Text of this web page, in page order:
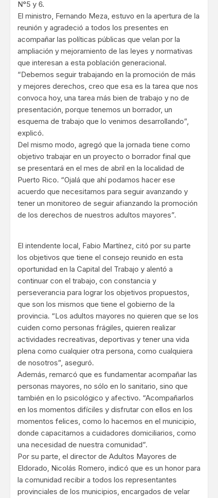
N°5 y 6.
El ministro, Fernando Meza, estuvo en la apertura de la
reunión y agradeció a todos los presentes en
acompañar las políticas públicas que velan por la
ampliación y mejoramiento de las leyes y normativas
que interesan a esta población generacional.
“Debemos seguir trabajando en la promoción de más
y mejores derechos, creo que esa es la tarea que nos
convoca hoy, una tarea más bien de trabajo y no de
presentación, porque tenemos un borrador, un
esquema de trabajo que lo venimos desarrollando”,
explicó.
Del mismo modo, agregó que la jornada tiene como
objetivo trabajar en un proyecto o borrador final que
se presentará en el mes de abril en la localidad de
Puerto Rico. “Ojalá que ahí podamos hacer ese
acuerdo que necesitamos para seguir avanzando y
tener un monitoreo de seguir afianzando la promoción
de los derechos de nuestros adultos mayores”.
El intendente local, Fabio Martínez, citó por su parte
los objetivos que tiene el consejo reunido en esta
oportunidad en la Capital del Trabajo y alentó a
continuar con el trabajo, con constancia y
perseverancia para lograr los objetivos propuestos,
que son los mismos que tiene el gobierno de la
provincia. “Los adultos mayores no quieren que se los
cuiden como personas frágiles, quieren realizar
actividades recreativas, deportivas y tener una vida
plena como cualquier otra persona, como cualquiera
de nosotros”, aseguró.
Además, remarcó que es fundamentar acompañar las
personas mayores, no sólo en lo sanitario, sino que
también en lo psicológico y afectivo. “Acompañarlos
en los momentos difíciles y disfrutar con ellos en los
momentos felices, como lo hacemos en el municipio,
donde capacitamos a cuidadores domiciliarios, como
una necesidad de nuestra comunidad”.
Por su parte, el director de Adultos Mayores de
Eldorado, Nicolás Romero, indicó que es un honor para
la comunidad recibir a todos los representantes
provinciales de los municipios, encargados de velar